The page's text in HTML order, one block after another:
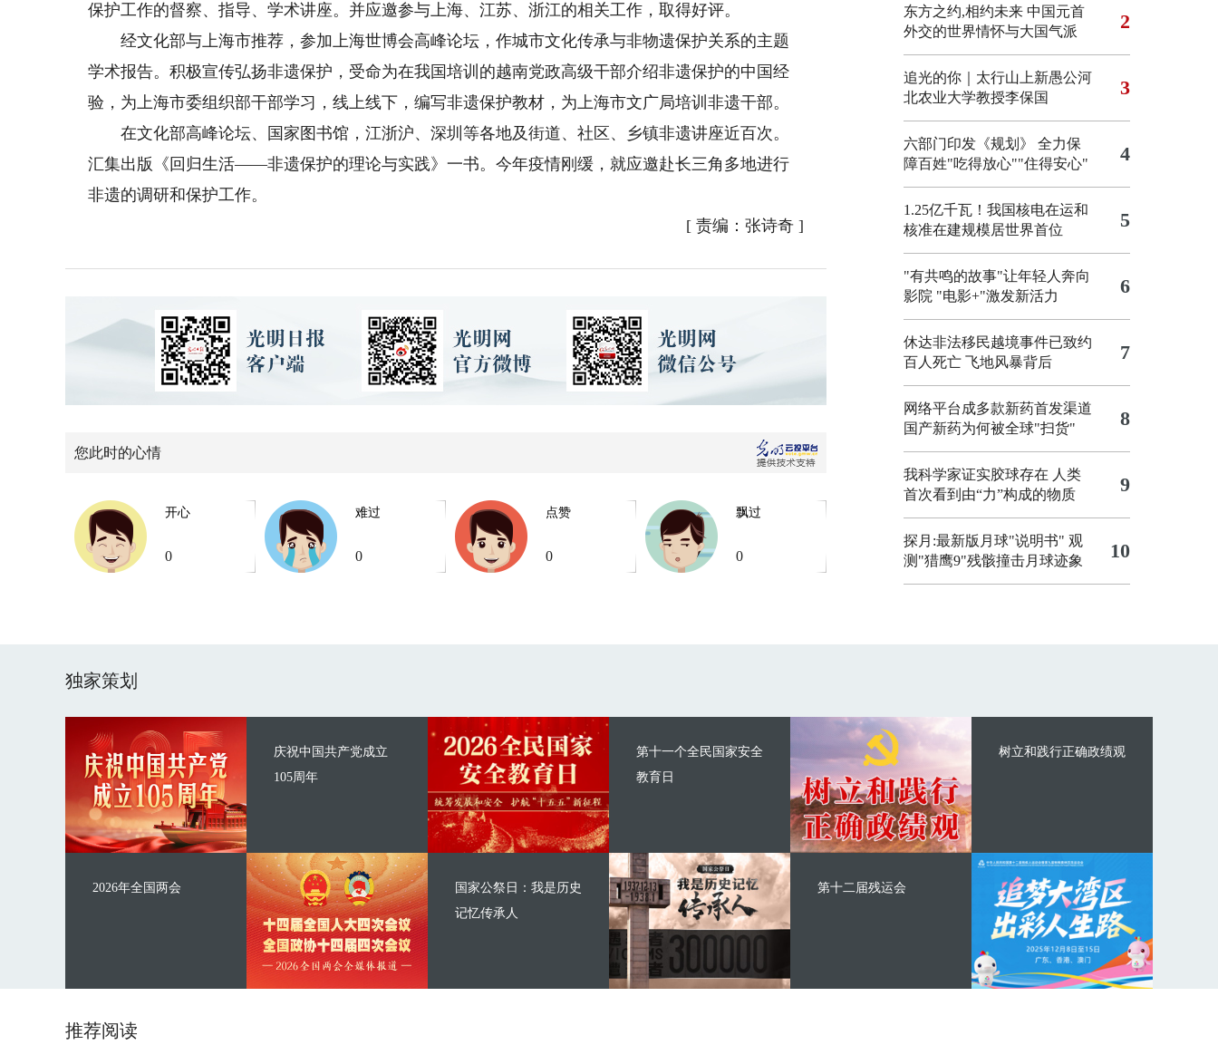
保护工作的督察、指导、学术讲座。并应邀参与上海、江苏、浙江的相关工作，取得好评。
经文化部与上海市推荐，参加上海世博会高峰论坛，作城市文化传承与非物遗保护关系的主题
学术报告。积极宣传弘扬非遗保护，受命为在我国培训的越南党政高级干部介绍非遗保护的中国经
验，为上海市委组织部干部学习，线上线下，编写非遗保护教材，为上海市文广局培训非遗干部。
在文化部高峰论坛、国家图书馆，江浙沪、深圳等各地及街道、社区、乡镇非遗讲座近百次。
汇集出版《回归生活——非遗保护的理论与实践》一书。今年疫情刚缓，就应邀赴长三角多地进行
非遗的调研和保护工作。
[ 责编：张诗奇]
您此时的心情
开心
0
难过
0
点赞
0
飘过
0
东方之约,相约未来 中国元首
外交的世界情怀与大国气派
2
追光的你｜太行山上新愚公河
北农业大学教授李保国
3
六部门印发《规划》 全力保
障百姓"吃得放心""住得安心"
4
1.25亿千瓦！我国核电在运和
核准在建规模居世界首位
5
"有共鸣的故事"让年轻人奔向
影院 "电影+"激发新活力 6
休达非法移民越境事件已致约
百人死亡 飞地风暴背后 7
网络平台成多款新药首发渠道
国产新药为何被全球"扫货"
8
我科学家证实胶球存在 人类
首次看到由“力”构成的物质
9
探月:最新版月球"说明书" 观
测"猎鹰9"残骸撞击月球迹象
10
独家策划
庆祝中国共产党成立
105周年
2026年全国两会
第十一个全民国家安全
教育日
国家公祭日：我是历史
记忆传承人
树立和践行正确政绩观
第十二届残运会
推荐阅读